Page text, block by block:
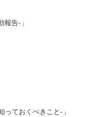
告-」
おくべきこと-」